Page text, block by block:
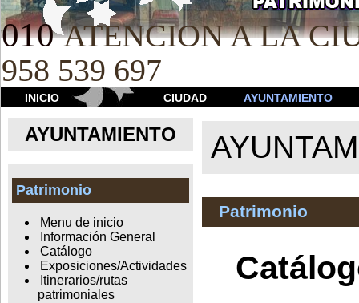
010 ATENCION A LA
958 539 697
INICIO CIUDAD AYUNTAMIENTO
AYUNTAMIENTO
Patrimonio
Menu de inicio
Información General
Catálogo
Exposiciones/Actividades
Itinerarios/rutas
patrimoniales
Patrimonio